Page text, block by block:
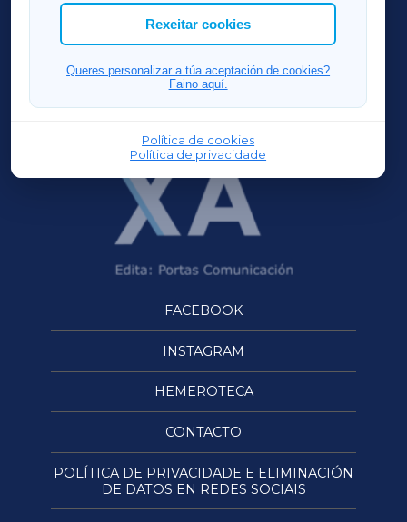
Rexeitar cookies
Queres personalizar a túa aceptación de cookies?
Faino aquí.
Política de cookies
Política de privacidade
ACORUÑAXA
FERROLXA
OURENSEXA
FACEBOOK
INSTAGRAM
HEMEROTECA
CONTACTO
POLÍTICA DE PRIVACIDADE E ELIMINACIÓN
DE DATOS EN REDES SOCIAIS